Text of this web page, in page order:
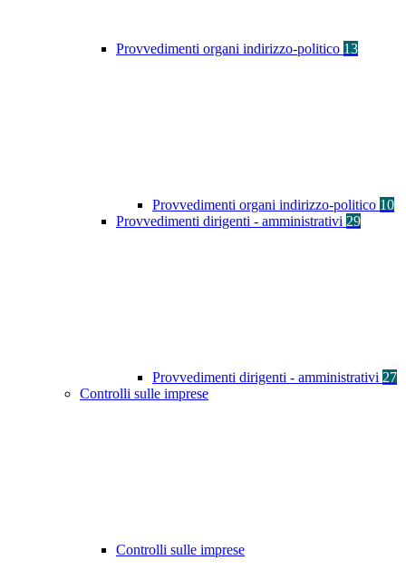
Provvedimenti organi indirizzo-politico 13
Provvedimenti organi indirizzo-politico 10
Provvedimenti dirigenti - amministrativi 29
Provvedimenti dirigenti - amministrativi 27
Controlli sulle imprese
Controlli sulle imprese